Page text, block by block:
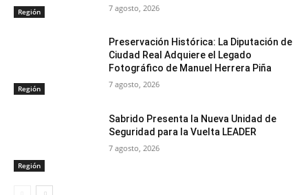
Región 7 agosto, 2026
Región
Preservación Histórica: La Diputación de
Ciudad Real Adquiere el Legado
Fotográfico de Manuel Herrera Piña
7 agosto, 2026
Región
Sabrido Presenta la Nueva Unidad de
Seguridad para la Vuelta LEADER
7 agosto, 2026